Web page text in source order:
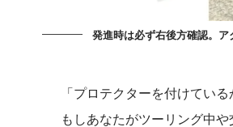
発進時は必ず右後方確認。ア
「プロテクターを付けてい
もしあなたがツーリング中